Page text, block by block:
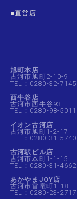
■直営店
旭町本店
古河市旭町2-10-9
TEL：0280-32-7145
西牛谷店
古河市西牛谷93
TEL：0280-98-5011
イオン古河店
古河市旭町1-2-17
TEL：0280-31-5740
古河駅ビル店
古河市本町1-1-15
TEL：0280-31-4662
あかやまJOY店
古河市雷電町1-18
TEL：0280-23-2717